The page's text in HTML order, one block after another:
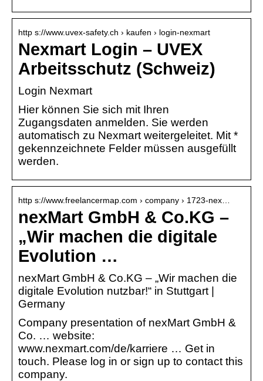
http s://www.uvex-safety.ch › kaufen › login-nexmart
Nexmart Login – UVEX
Arbeitsschutz (Schweiz)
Login Nexmart
Hier können Sie sich mit Ihren
Zugangsdaten anmelden. Sie werden
automatisch zu Nexmart weitergeleitet. Mit *
gekennzeichnete Felder müssen ausgefüllt
werden.
http s://www.freelancermap.com › company › 1723-nex…
nexMart GmbH & Co.KG –
„Wir machen die digitale
Evolution …
nexMart GmbH & Co.KG – „Wir machen die
digitale Evolution nutzbar!“ in Stuttgart |
Germany
Company presentation of nexMart GmbH &
Co. … website:
www.nexmart.com/de/karriere … Get in
touch. Please log in or sign up to contact this
company.